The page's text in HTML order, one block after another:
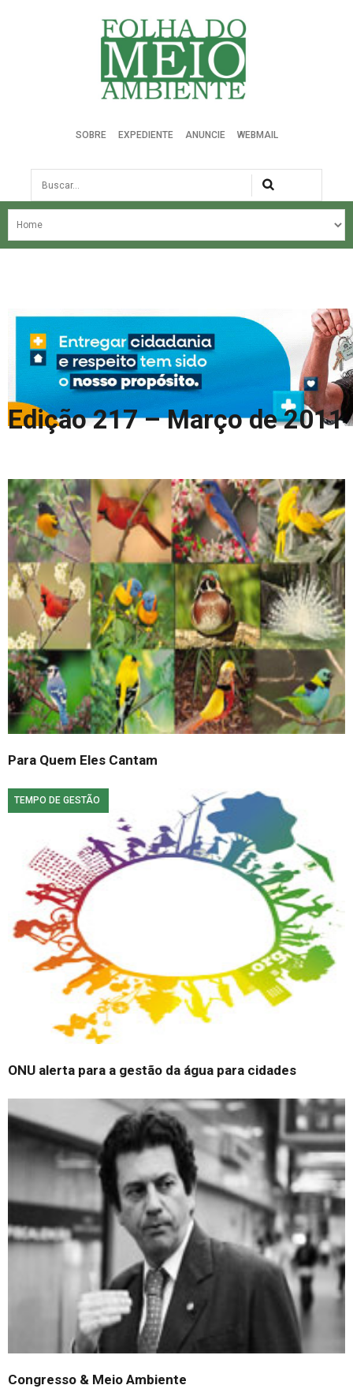
Folha do Meio Ambiente
SOBRE EXPEDIENTE ANUNCIE WEBMAIL
Busca
NOSSA HISTÓRIA
EDIÇÕES ANTERIORES
COLUNA DO MEIO
FALE CONOSCO
Edição 217 – Março de 2011
Para Quem Eles Cantam
TEMPO DE GESTÃO
ONU alerta para a gestão da água para cidades
Congresso & Meio Ambiente